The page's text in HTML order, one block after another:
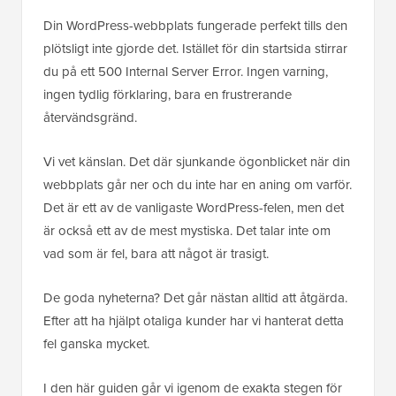
Din WordPress-webbplats fungerade perfekt tills den
plötsligt inte gjorde det. Istället för din startsida stirrar
du på ett 500 Internal Server Error. Ingen varning,
ingen tydlig förklaring, bara en frustrerande
återvändsgränd.
Vi vet känslan. Det där sjunkande ögonblicket när din
webbplats går ner och du inte har en aning om varför.
Det är ett av de vanligaste WordPress-felen, men det
är också ett av de mest mystiska. Det talar inte om
vad som är fel, bara att något är trasigt.
De goda nyheterna? Det går nästan alltid att åtgärda.
Efter att ha hjälpt otaliga kunder har vi hanterat detta
fel ganska mycket.
I den här guiden går vi igenom de exakta stegen för